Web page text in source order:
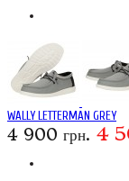
WALLY LETTERMAN GREY
4 900 грн. 4